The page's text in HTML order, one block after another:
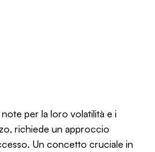
per la loro volatilità e i
richiede un approccio
Un concetto cruciale in